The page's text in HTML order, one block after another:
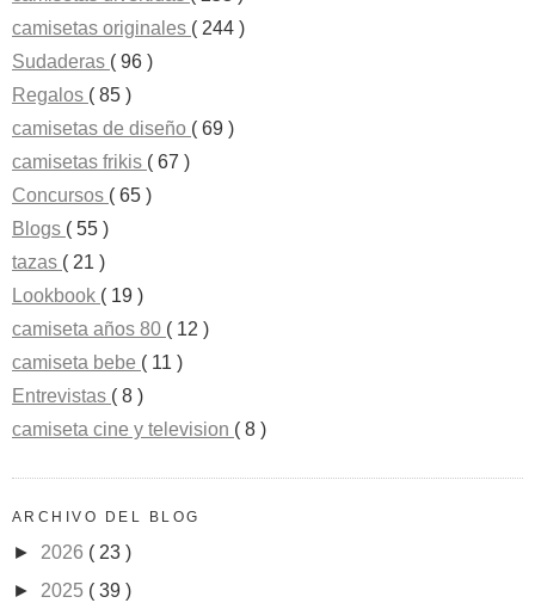
camisetas originales ( 244 )
Sudaderas ( 96 )
Regalos ( 85 )
camisetas de diseño ( 69 )
camisetas frikis ( 67 )
Concursos ( 65 )
Blogs ( 55 )
tazas ( 21 )
Lookbook ( 19 )
camiseta años 80 ( 12 )
camiseta bebe ( 11 )
Entrevistas ( 8 )
camiseta cine y television ( 8 )
ARCHIVO DEL BLOG
► 2026 ( 23 )
► 2025 ( 39 )